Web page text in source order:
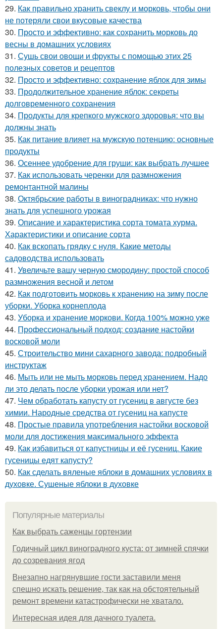
29. Как правильно хранить свеклу и морковь, чтобы они
не потеряли свои вкусовые качества
30. Просто и эффективно: как сохранить морковь до
весны в домашних условиях
31. Сушь свои овощи и фрукты с помощью этих 25
полезных советов и рецептов
32. Просто и эффективно: сохранение яблок для зимы
33. Продолжительное хранение яблок: секреты
долговременного сохранения
34. Продукты для крепкого мужского здоровья: что вы
должны знать
35. Как питание влияет на мужскую потенцию: основные
продукты
36. Осеннее удобрение для груши: как выбрать лучшее
37. Как использовать черенки для размножения
ремонтантной малины
38. Октябрьские работы в виноградниках: что нужно
знать для успешного урожая
39. Описание и характеристика сорта томата хурма.
Характеристики и описание сорта
40. Как вскопать грядку с нуля. Какие методы
садоводства использовать
41. Увеличьте вашу черную смородину: простой способ
размножения весной и летом
42. Как подготовить морковь к хранению на зиму после
уборки. Уборка корнеплода
43. Уборка и хранение моркови. Когда 100% можно уже
44. Профессиональный подход: создание настойки
восковой моли
45. Строительство мини сахарного завода: подробный
инструктаж
46. Мыть или не мыть морковь перед хранением. Надо
ли это делать после уборки урожая или нет?
47. Чем обработать капусту от гусениц в августе без
химии. Народные средства от гусениц на капусте
48. Простые правила употребления настойки восковой
моли для достижения максимального эффекта
49. Как избавиться от капустницы и её гусениц. Какие
гусеницы едят капусту?
50. Как сделать вяленые яблоки в домашних условиях в
духовке. Сушеные яблоки в духовке
Популярные материалы
Как выбрать саженцы гортензии
Годичный цикл виноградного куста: от зимней спячки
до созревания ягод
Внезапно нагрянувшие гости заставили меня
спешно искать решение, так как на обстоятельный
ремонт времени катастрофически не хватало.
Интересная идея для дачного туалета.